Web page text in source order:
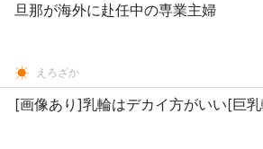
旦那が海外に赴任中の専業主婦
えろざか
[画像あり]乳輪はデカイ方がいい[巨